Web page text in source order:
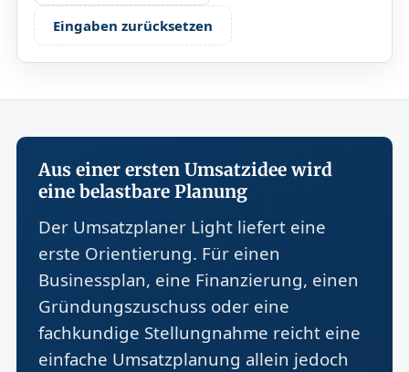
Eingaben zurücksetzen
Aus einer ersten Umsatzidee wird
eine belastbare Planung
Der Umsatzplaner Light liefert eine
erste Orientierung. Für einen
Businessplan, eine Finanzierung, einen
Gründungszuschuss oder eine
fachkundige Stellungnahme reicht eine
einfache Umsatzplanung allein jedoch